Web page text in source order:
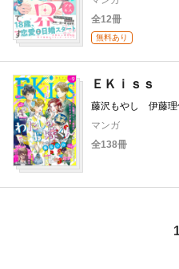
全12冊
無料あり
ＥＫｉｓｓ
藤沢もやし 伊藤
子 藤あさひ 井
ト KUJIRA 和田
マンガ
全138冊